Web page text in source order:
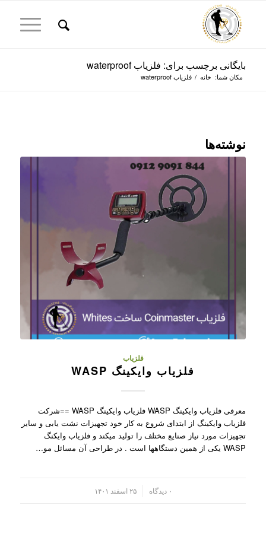
بایگانی برچسب برای: فلزیاب waterproof
مکان شما: خانه / فلزیاب waterproof
نوشته‌ها
فلزیاب
فلزیاب وایکینگ WASP
معرفی فلزیاب وایکینگ WASP فلزیاب وایکینگ WASP ==شرکت
فلزیاب وایکینگ از ابتدای شروع به کار خود تجهیزات نشت یابی و سایر
تجهیزات مورد نیاز صنایع مختلف را تولید میکند و فلزیاب وایکنگ
WASP یکی از همین دستگاهها است . در طراحی آن مسائل مو…
۰ دیدگاه ۲۵ اسفند ۱۴۰۱